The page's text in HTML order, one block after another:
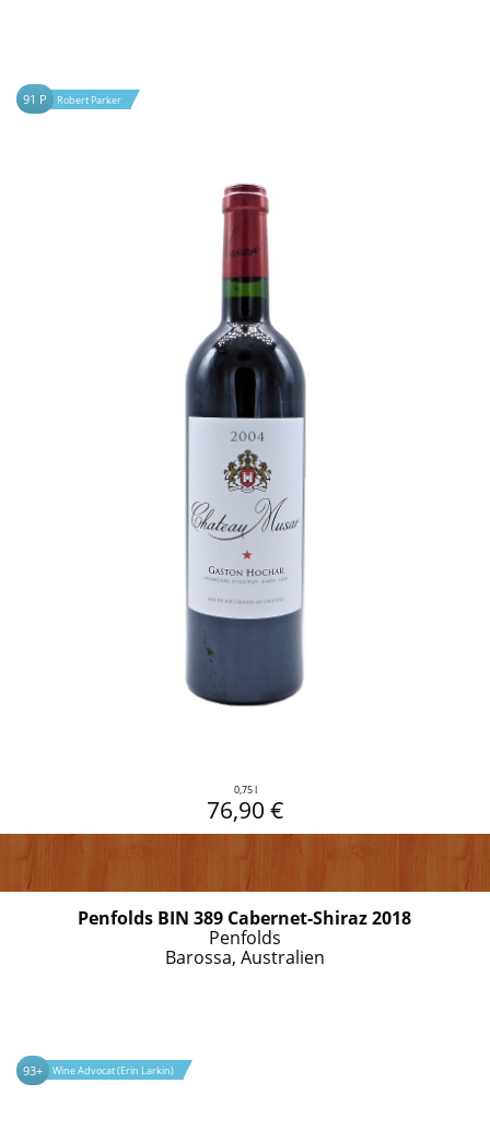
91 P Robert Parker
0,75 l
76,90 €
Penfolds BIN 389 Cabernet-Shiraz 2018
Penfolds
Barossa, Australien
93+ Wine Advocat (Erin Larkin)